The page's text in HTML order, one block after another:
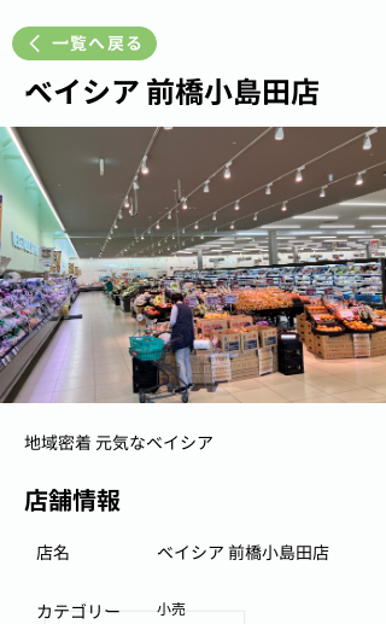
一覧へ戻る
ベイシア 前橋小島田店
地域密着 元気なベイシア
店舗情報
ベイシア 前橋小島田店
店名
小売
カテゴリー